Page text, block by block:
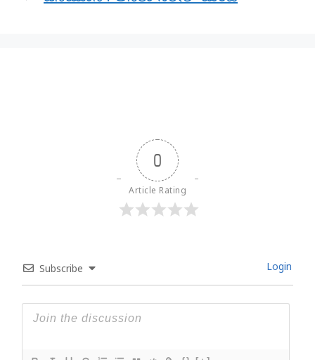
0
Article Rating
Subscribe Login